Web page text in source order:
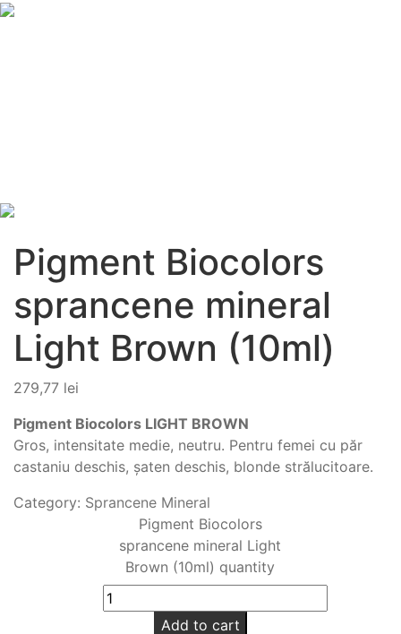
Pigment Biocolors
sprancene mineral
Light Brown (10ml)
279,77 lei
Pigment Biocolors LIGHT BROWN
Gros, intensitate medie, neutru. Pentru femei cu păr
castaniu deschis, șaten deschis, blonde strălucitoare.
Category: Sprancene Mineral
Pigment Biocolors
sprancene mineral Light
Brown (10ml) quantity
Add to cart